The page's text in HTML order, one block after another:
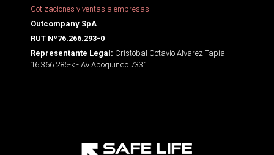
Cotizaciones y ventas a empresas
Outcompany SpA
RUT Nº76.266.293-0
Representante Legal: Cristobal Octavio Alvarez Tapia -
16.366.285-k - Av Apoquindo 7331